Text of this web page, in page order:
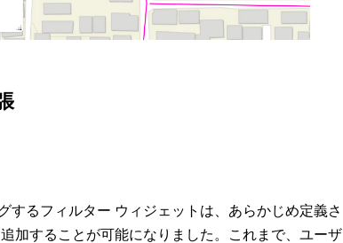
するフィルター ウィジェットは、あらかじめ定義さ
加することが可能になりました。これまで、ユーザ